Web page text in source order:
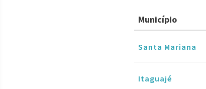
Município
Santa Mariana
Itaguajé